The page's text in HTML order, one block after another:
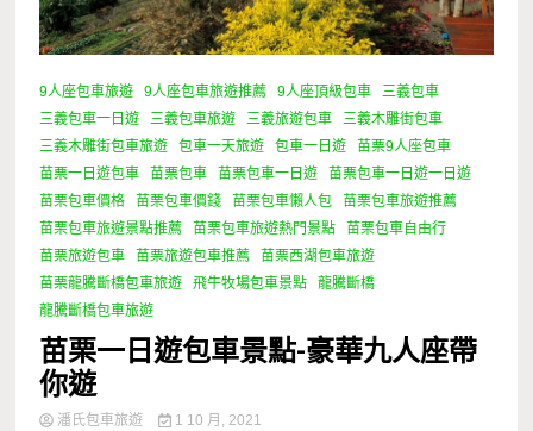
9人座包車旅遊 9人座包車旅遊推薦 9人座頂級包車
三義包車
三義包車一日遊
三義包車旅遊 三義旅遊包車
三義木雕街包車
三義木雕街包車旅遊
包車一天旅遊 包車一日遊
苗栗9人座包車
苗栗一日遊包車
苗栗包車 苗栗包車一日遊
苗栗包車一日遊一日遊
苗栗包車價格
苗栗包車價錢 苗栗包車懶人包
苗栗包車旅遊推薦
苗栗包車旅遊景點推薦
苗栗包車旅遊熱門景點
苗栗包車自由行
苗栗旅遊包車
苗栗旅遊包車推薦
苗栗西湖包車旅遊
苗栗龍騰斷橋包車旅遊
飛牛牧場包車景點
龍騰斷橋
龍騰斷橋包車旅遊
苗栗一日遊包車景點-豪華九人座帶
你遊
潘氏包車旅遊 1 10 月, 2021